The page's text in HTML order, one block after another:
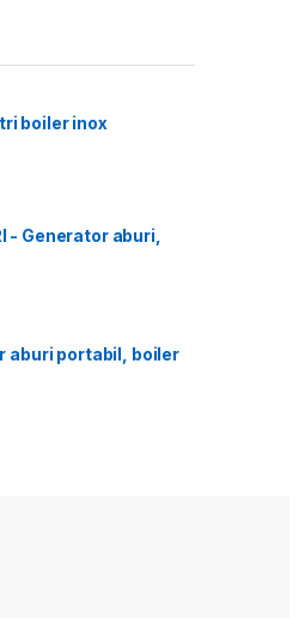
boiler inox
- Generator aburi,
aburi portabil, boiler